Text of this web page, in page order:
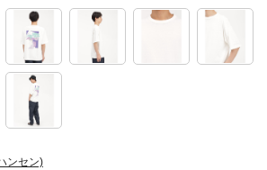
ンセン)